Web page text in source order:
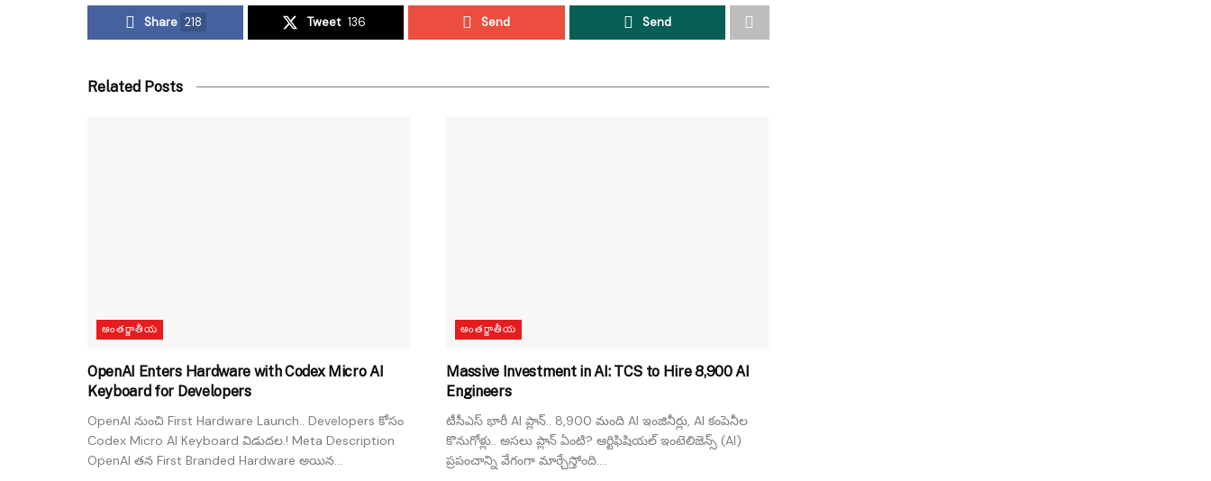
Share 218 Tweet 136 Send Send
Related Posts
అంతర్జాతీయ
OpenAI Enters Hardware with Codex Micro AI
Keyboard for Developers
OpenAI నుంచి First Hardware Launch.. Developers కోసం
Codex Micro AI Keyboard విడుదల.! Meta Description
OpenAI తన First Branded Hardware అయిన...
అంతర్జాతీయ
Massive Investment in AI: TCS to Hire 8,900 AI
Engineers
టీసీఎస్ భారీ AI ప్లాన్.. 8,900 మంది AI ఇంజినీర్లు, AI కంపెనీల
కొనుగోళ్లు.. అసలు ప్లాన్ ఏంటి? ఆర్టిఫిషియల్ ఇంటెలిజెన్స్ (AI)
ప్రపంచాన్ని వేగంగా మార్చేస్తోంది....